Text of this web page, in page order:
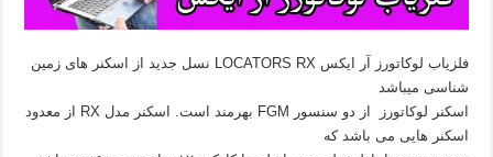
فلزیاب لوکاتورز آر ایکس LOCATORS RX نسل جدید از اسکنر های زمین
شناسی میباشد
اسکنر لوکاتورز از دو سنسور FGM بهرمند است. اسکنر مدل RX از معدود
اسکنر هایی می باشد که